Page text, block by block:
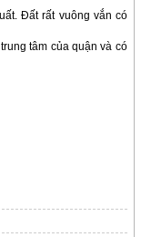
Đất rất vuông vắn có
tâm của quận và có